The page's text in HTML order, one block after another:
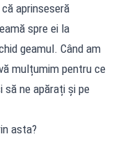
aprinseseră
spre ei la
geamul. Când am
mulțumim pentru ce
să ne apărați și pe
asta?